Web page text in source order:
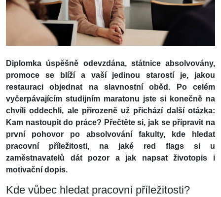
Diplomka úspěšně odevzdána, státnice absolvovány,
promoce se blíží a vaší jedinou starostí je, jakou
restauraci objednat na slavnostní oběd. Po celém
vyčerpávajícím studijním maratonu jste si konečně na
chvíli oddechli, ale přirozeně už přichází další otázka:
Kam nastoupit do práce? Přečtěte si, jak se připravit na
první pohovor po absolvování fakulty, kde hledat
pracovní příležitosti, na jaké red flags si u
zaměstnavatelů dát pozor a jak napsat životopis i
motivační dopis.
Kde vůbec hledat pracovní příležitosti?